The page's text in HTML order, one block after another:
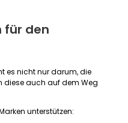
für den
es nicht nur darum, die
diese auch auf dem Weg
unterstützen: